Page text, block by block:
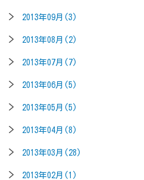
2013年09月(3)
2013年08月(2)
2013年07月(7)
2013年06月(5)
2013年05月(5)
2013年04月(8)
2013年03月(28)
2013年02月(1)